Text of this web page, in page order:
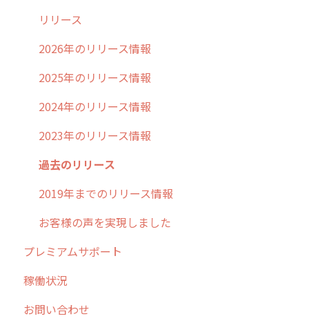
清掃
不動産
障害情報
リリース
2026年のリリース情報
2025年のリリース情報
2024年のリリース情報
2023年のリリース情報
過去のリリース
2019年までのリリース情報
お客様の声を実現しました
プレミアムサポート
稼働状況
お問い合わせ